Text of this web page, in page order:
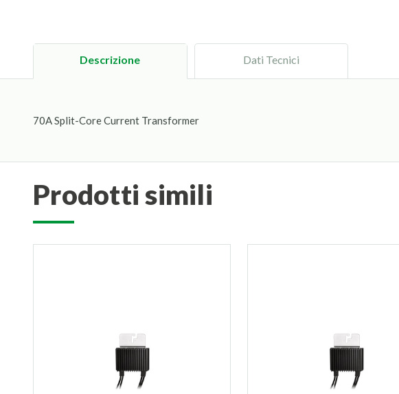
Descrizione Dati Tecnici
70A Split-Core Current Transformer
prodotti simili